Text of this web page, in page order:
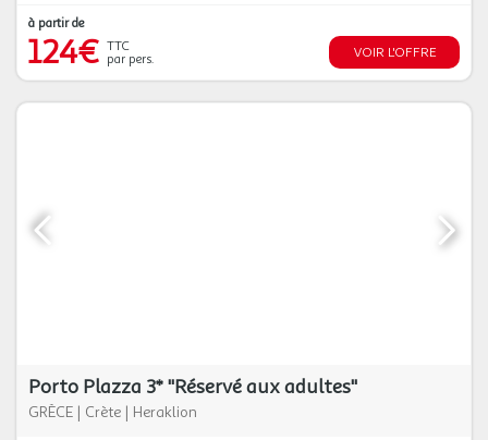
à partir de
124€ TTC
par pers.
VOIR L'OFFRE
Porto Plazza 3* "Réservé aux adultes"
GRÈCE | Crète | Heraklion